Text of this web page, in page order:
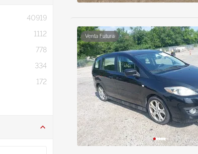
40919
1112
778
334
172
Venta Futura